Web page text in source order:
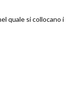
quale si collocano i